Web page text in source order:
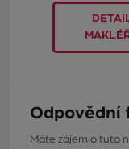
Odpovědní
Máte zájem o tuto